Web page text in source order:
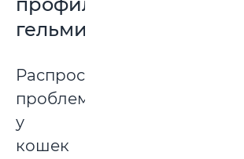
гельминтоза
Распространенная
проблема
у
кошек